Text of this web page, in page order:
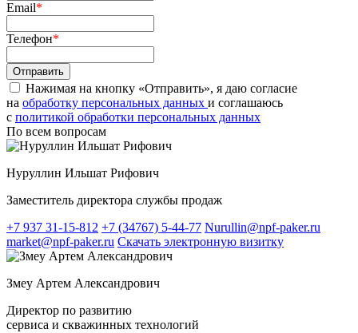
Email*
Телефон*
Нажимая на кнопку «Отправить», я даю согласие
на обработку персональных данных и соглашаюсь
c политикой обработки персональных данных
По всем вопросам
Нуруллин Ильшат Рифович
Заместитель директора службы продаж
+7 937 31-15-812 +7 (34767) 5-44-77 Nurullin@npf-paker.ru
market@npf-paker.ru Скачать электронную визитку
Змеу Артем Александрович
Директор по развитию
сервиса и скважинных технологий